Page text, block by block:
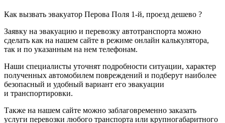
Как вызвать эвакуатор Перова Поля 1-й, проезд дешево ?
Заявку на эвакуацию и перевозку автотранспорта можно
сделать как на нашем сайте в режиме онлайн калькулятора,
так и по указанным на нем телефонам.
Наши специалисты уточнят подробности ситуации, характер
полученных автомобилем повреждений и подберут наиболее
безопасный и удобный вариант его эвакуации
и транспортировки.
Также на нашем сайте можно заблаговременно заказать
услуги перевозки любого транспорта или крупногабаритного